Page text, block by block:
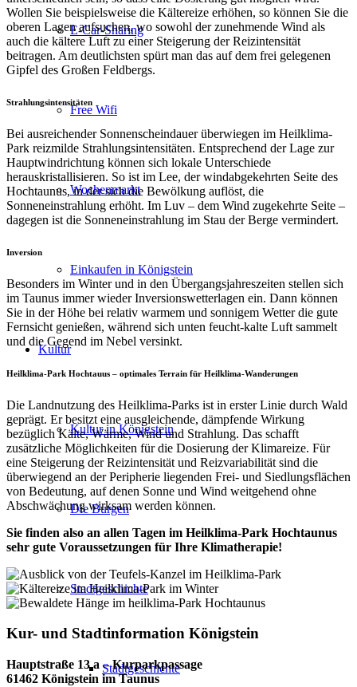
E-Car-Sharing
Free Wifi
Wochenmarkt
Einkaufen in Königstein
Kultur
Kultur in Königstein
Die Burgen
Stadtgeschichte
Stadtgeschichte
Wollen Sie beispielsweise die Kältereize erhöhen, so können Sie die
oberen Lagen aufsuchen, wo sowohl der zunehmende Wind als
auch die kältere Luft zu einer Steigerung der Reizintensität
beitragen. Am deutlichsten spürt man das auf dem frei gelegenen
Gipfel des Großen Feldbergs.
Strahlungsintensitäten
Bei ausreichender Sonnenscheindauer überwiegen im Heilklima-
Park reizmilde Strahlungsintensitäten. Entsprechend der Lage zur
Hauptwindrichtung können sich lokale Unterschiede
herauskristallisieren. So ist im Lee, der windabgekehrten Seite des
Hochtaunus, in der sich die Bewölkung auflöst, die
Sonneneinstrahlung erhöht. Im Luv – dem Wind zugekehrte Seite –
dagegen ist die Sonneneinstrahlung im Stau der Berge vermindert.
Inversion
Besonders im Winter und in den Übergangsjahreszeiten stellen sich
im Taunus immer wieder Inversionswetterlagen ein. Dann können
Sie in der Höhe bei relativ warmem und sonnigem Wetter die gute
Fernsicht genießen, während sich unten feucht-kalte Luft sammelt
und die Gegend im Nebel versinkt.
Heilklima-Park Hochtauus – optimales Terrain für Heilklima-Wanderungen
Die Landnutzung des Heilklima-Parks ist in erster Linie durch Wald
geprägt. Er besitzt eine ausgleichende, dämpfende Wirkung
bezüglich Kälte, Wärme, Wind und Strahlung. Das schafft
zusätzliche Möglichkeiten für die Dosierung der Klimareize. Für
eine Steigerung der Reizintensität und Reizvariabilität sind die
überwiegend an der Peripherie liegenden Frei- und Siedlungsflächen
von Bedeutung, auf denen Sonne und Wind weitgehend ohne
Abschwächung wirksam werden können.
Sie finden also an allen Tagen im Heilklima-Park Hochtaunus
sehr gute Voraussetzungen für Ihre Klimatherapie!
Kur- und Stadtinformation Königstein
Hauptstraße 13 a – Kurparkpassage
61462 Königstein im Taunus